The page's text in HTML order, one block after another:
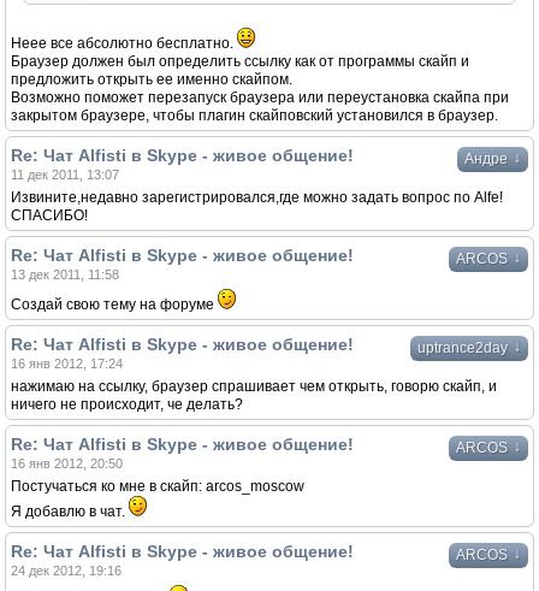
Неее все абсолютно бесплатно.
Браузер должен был определить ссылку как от программы скайп и
предложить открыть ее именно скайпом.
Возможно поможет перезапуск браузера или переустановка скайпа при
закрытом браузере, чтобы плагин скайповский установился в браузер.
Андре ↓
Re: Чат Alfisti в Skype - живое общение!
11 дек 2011, 13:07
Извините,недавно зарегистрировался,где можно задать вопрос по Alfe!
СПАСИБО!
ARCOS ↓
Re: Чат Alfisti в Skype - живое общение!
13 дек 2011, 11:58
Создай свою тему на форуме
uptrance2day ↓
Re: Чат Alfisti в Skype - живое общение!
16 янв 2012, 17:24
нажимаю на ссылку, браузер спрашивает чем открыть, говорю скайп, и
ничего не происходит, че делать?
ARCOS ↓
Re: Чат Alfisti в Skype - живое общение!
16 янв 2012, 20:50
Постучаться ко мне в скайп: arcos_moscow
Я добавлю в чат.
ARCOS ↓
Re: Чат Alfisti в Skype - живое общение!
24 дек 2012, 19:16